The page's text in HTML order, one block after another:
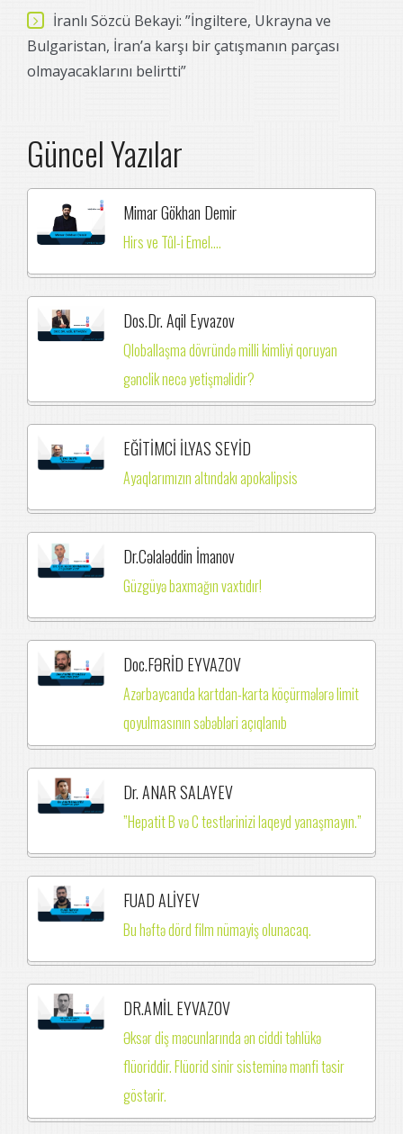
İranlı Sözcü Bekayi: ”İngiltere, Ukrayna ve
Bulgaristan, İran’a karşı bir çatışmanın parçası
olmayacaklarını belirtti”
Güncel Yazılar
Mimar Gökhan Demir
Hirs ve Tûl-i Emel....
Dos.Dr. Aqil Eyvazov
Qloballaşma dövründə milli kimliyi qoruyan
gənclik necə yetişməlidir?
EĞİTİMCİ İLYAS SEYİD
Ayaqlarımızın altındakı apokalipsis
Dr.Cəlaləddin İmanov
Güzgüyə baxmağın vaxtıdır!
Doc.FƏRİD EYVAZOV
Azərbaycanda kartdan-karta köçürmələrə limit
qoyulmasının səbəbləri açıqlanıb
Dr. ANAR SALAYEV
”Hepatit B və C testlərinizi laqeyd yanaşmayın.”
FUAD ALİYEV
Bu həftə dörd film nümayiş olunacaq.
DR.AMİL EYVAZOV
Əksər diş məcunlarında ən ciddi təhlükə
flüoriddir. Flüorid sinir sisteminə mənfi təsir
göstərir.